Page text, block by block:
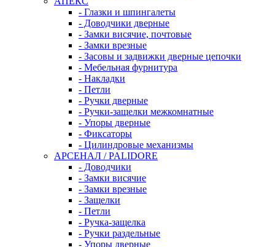
- Глазки и шпингалеты
- Доводчики дверные
- Замки висячие, почтовые
- Замки врезные
- Засовы и задвижки дверные цепочки
- Мебельная фурнитура
- Накладки
- Петли
- Ручки дверные
- Ручки-защелки межкомнатные
- Упоры дверные
- Фиксаторы
- Цилиндровые механизмы
АРСЕНАЛ / PALIDORE
- Доводчики
- Замки висячие
- Замки врезные
- Защелки
- Петли
- Ручка-защелка
- Ручки раздельные
- Упоры дверные